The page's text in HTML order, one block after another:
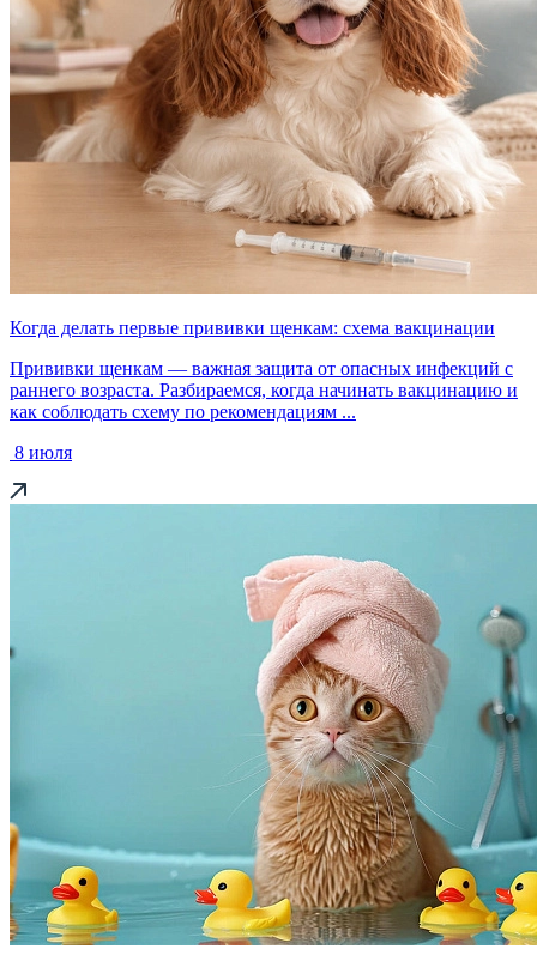
Когда делать первые прививки щенкам: схема вакцинации
Прививки щенкам — важная защита от опасных инфекций с
раннего возраста. Разбираемся, когда начинать вакцинацию и
как соблюдать схему по рекомендациям ...
8 июля